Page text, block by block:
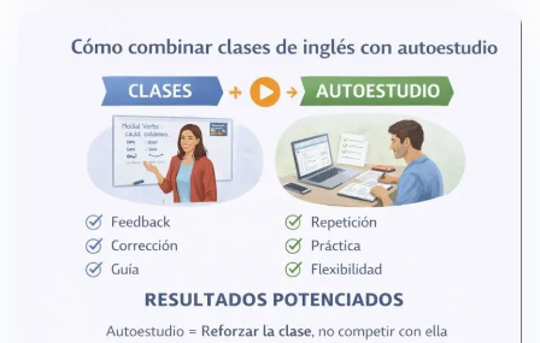
aplicar, pero te da miedo fallar la entrevista o